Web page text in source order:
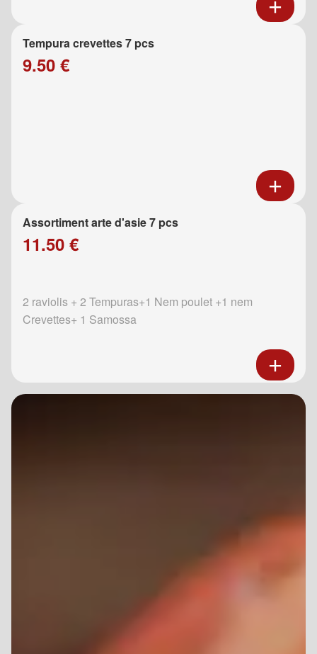
Tempura crevettes 7 pcs
9.50 €
Assortiment arte d'asie 7 pcs
11.50 €
2 raviolis + 2 Tempuras+1 Nem poulet +1 nem
Crevettes+ 1 Samossa